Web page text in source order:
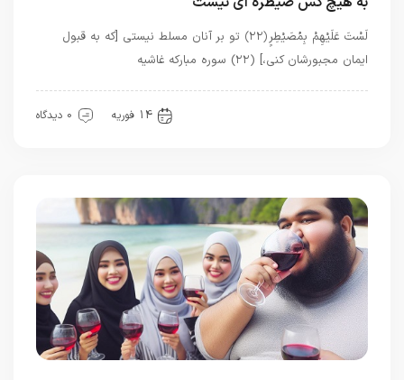
لَسْتَ عَلَيْهِمْ بِمُصَيْطِرٍ ﴿۲۲﴾ تو بر آنان مسلط نیستی [که به قبول
ایمان مجبورشان کنی،] (۲۲) سوره مبارکه غاشیه
14 فوریه 0 دیدگاه